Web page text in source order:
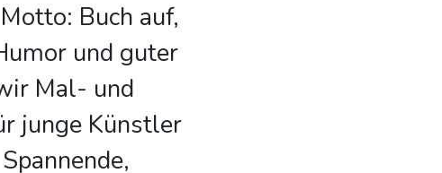
Buch auf,
und guter
Mal- und
junge Künstler